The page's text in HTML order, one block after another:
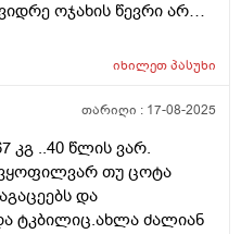
1 რამის გარდა,
ოჯახის წევრი არ
ხანდახან დღეში 1
ვარ კუჭი მტკივა და
რომ როცა შიათ -
ენერგია არ აქვთ. ჩემს
რატომაა როცა არ
მაწუხებს - როცა
იხილეთპასუხი
თარიღი : 17-08-2025
კგ ..40 წლის ვარ.
თუ ცოტა
და
ტკბილიც.ახლა ძალიან